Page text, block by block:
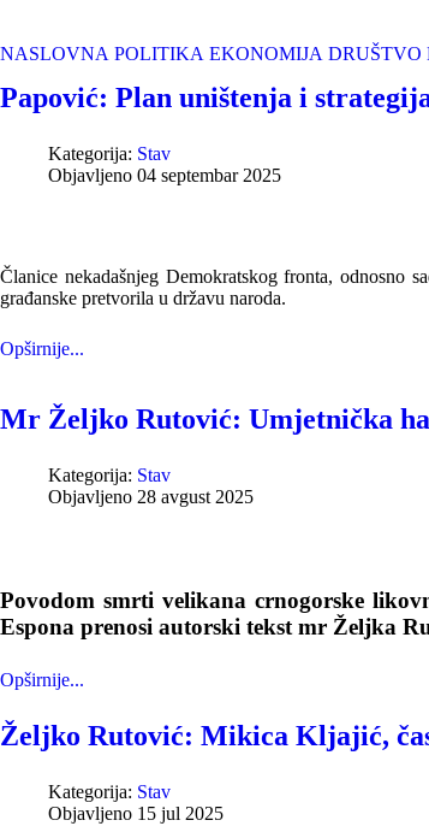
NASLOVNA POLITIKA EKONOMIJA DRUŠTVO
Papović: Plan uništenja i
Kategorija: Stav
Objavljeno 04 septembar 2025
Članice nekadašnjeg Demokratskog fronta, odnosno
građanske pretvorila u državu naroda.
Opširnije...
Mr Željko Rutović: Umjetnička
Kategorija: Stav
Objavljeno 28 avgust 2025
Povodom smrti velikana crnogorske
Espona prenosi autorski tekst mr Željka
Opširnije...
Željko Rutović: Mikica Kljajić,
Kategorija: Stav
Objavljeno 15 jul 2025